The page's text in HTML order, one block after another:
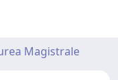
Magistrale